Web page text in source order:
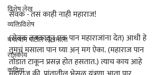
विशेष लेख
व्यक्तिविशेष
घनश्याम पाटील लेखमाला
राजकीय
कविता
सेवक - तसं काही नाही महाराज!
(सेवक तबकातून एक पान महाराजांना देत) आधी हे
तुमचं मसाला पान घ्या अन्‌‍ मग ऐका. (महाराज पान
तोंडात टाकून प्रसन्न होत हसतात.) त्याच काय आहे